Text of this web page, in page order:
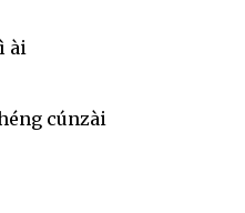
ài
cúnzài